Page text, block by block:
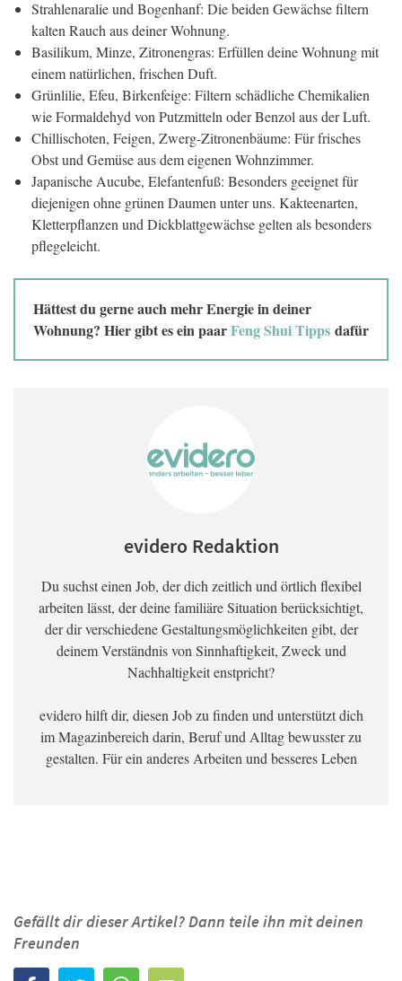
Strahlenaralie und Bogenhanf: Die beiden Gewächse filtern
kalten Rauch aus deiner Wohnung.
Basilikum, Minze, Zitronengras: Erfüllen deine Wohnung mit
einem natürlichen, frischen Duft.
Grünlilie, Efeu, Birkenfeige: Filtern schädliche Chemikalien
wie Formaldehyd von Putzmitteln oder Benzol aus der Luft.
Chillischoten, Feigen, Zwerg-Zitronenbäume: Für frisches
Obst und Gemüse aus dem eigenen Wohnzimmer.
Japanische Aucube, Elefantenfuß: Besonders geeignet für
diejenigen ohne grünen Daumen unter uns. Kakteenarten,
Kletterpflanzen und Dickblattgewächse gelten als besonders
pflegeleicht.
Hättest du gerne auch mehr Energie in deiner
Wohnung? Hier gibt es ein paarFeng Shui Tipps dafür
evidero Redaktion
Du suchst einen Job, der dich zeitlich und örtlich flexibel
arbeiten lässt, der deine familiäre Situation berücksichtigt,
der dir verschiedene Gestaltungsmöglichkeiten gibt, der
deinem Verständnis von Sinnhaftigkeit, Zweck und
Nachhaltigkeit enstpricht?
evidero hilft dir, diesen Job zu finden und unterstützt dich
im Magazinbereich darin, Beruf und Alltag bewusster zu
gestalten. Für ein anderes Arbeiten und besseres Leben
Gefällt dir dieser Artikel? Dann teile ihn mit deinen
Freunden